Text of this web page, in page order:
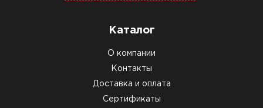
Каталог
О компании
Контакты
Доставка и оплата
Сертификаты